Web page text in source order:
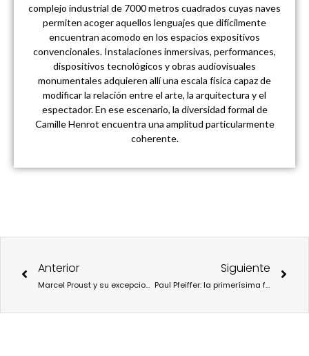
complejo industrial de 7000 metros cuadrados cuyas naves
permiten acoger aquellos lenguajes que difícilmente
encuentran acomodo en los espacios expositivos
convencionales. Instalaciones inmersivas, performances,
dispositivos tecnológicos y obras audiovisuales
monumentales adquieren allí una escala física capaz de
modificar la relación entre el arte, la arquitectura y el
espectador. En ese escenario, la diversidad formal de
Camille Henrot encuentra una amplitud particularmente
coherente.
Anterior
Marcel Proust y su excepcional influencia en la historia del arte
Siguiente
Paul Pfeiffer: la primerísima figura del videoarte en la actualidad llega a Bilbao